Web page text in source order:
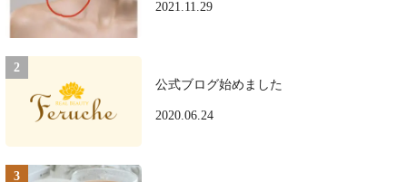
2021.11.29
公式ブログ始めました
2020.06.24